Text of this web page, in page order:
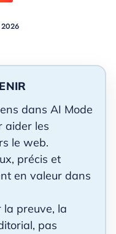
dans AI Mode
aider les
le web.
précis et
en valeur dans
la preuve, la
pas